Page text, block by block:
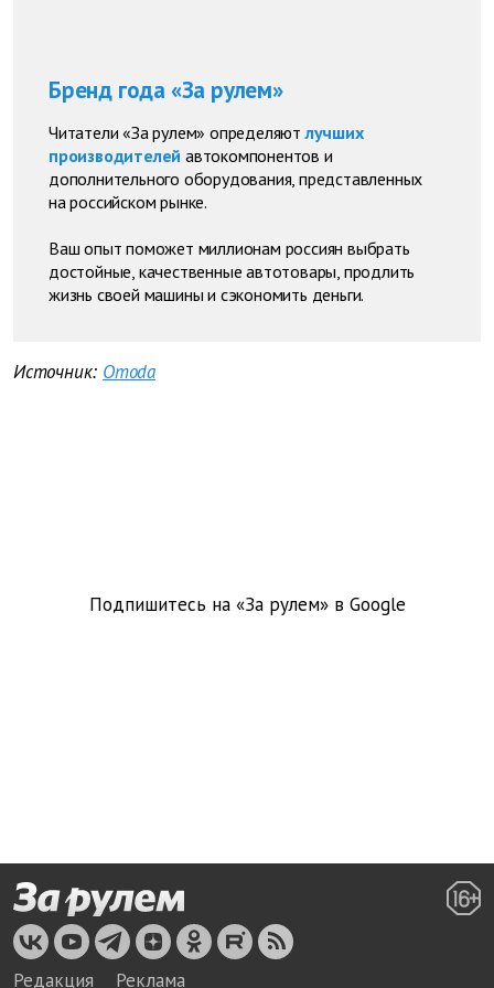
Бренд года «За рулем»
Читатели «За рулем» определяют лучших
производителей автокомпонентов и
дополнительного оборудования, представленных
на российском рынке.
Ваш опыт поможет миллионам россиян выбрать
достойные, качественные автотовары, продлить
жизнь своей машины и сэкономить деньги.
Источник: Omoda
Подпишитесь на «За рулем» в Google
Редакция Реклама